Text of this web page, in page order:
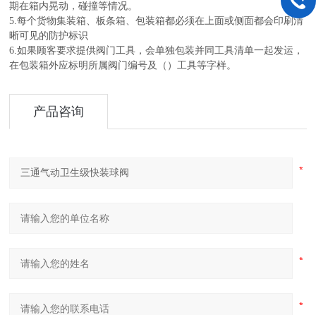
期在箱内晃动，碰撞等情况。
5.每个货物集装箱、板条箱、包装箱都必须在上面或侧面都会印刷清
晰可见的防护标识
6.如果顾客要求提供阀门工具，会单独包装并同工具清单一起发运，
在包装箱外应标明所属阀门编号及（）工具等字样。
产品咨询